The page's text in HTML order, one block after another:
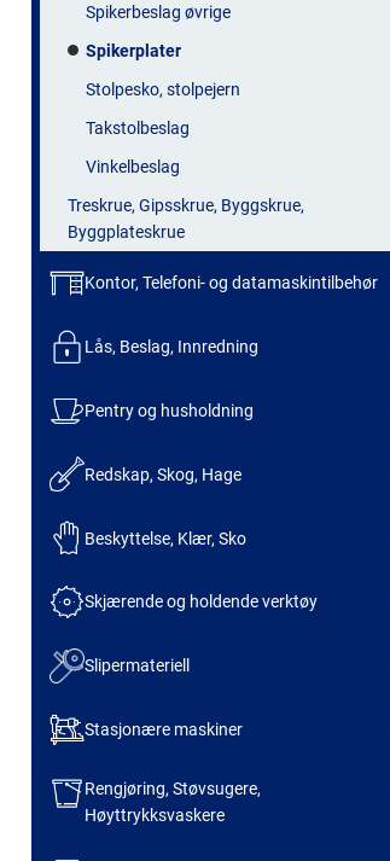
Spikerbeslag øvrige
Spikerplater
Stolpesko, stolpejern
Takstolbeslag
Vinkelbeslag
Treskrue, Gipsskrue, Byggskrue,
Byggplateskrue
Kontor, Telefoni- og datamaskintilbehør
Lås, Beslag, Innredning
Pentry og husholdning
Redskap, Skog, Hage
Beskyttelse, Klær, Sko
Skjærende og holdende verktøy
Slipermateriell
Stasjonære maskiner
Rengjøring, Støvsugere,
Høyttrykksvaskere